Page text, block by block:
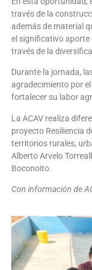
través de la
además de material
el significativo aporte
través de la
Durante la jornada,
agradecimiento por
fortalecer su labor
La ACAV realiza
proyecto Resiliencia
territorios rurales,
Alberto Arvelo
Boconoito.
Con información de